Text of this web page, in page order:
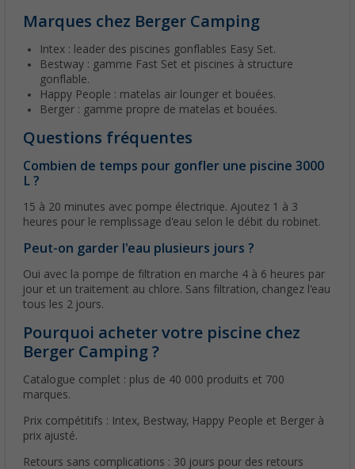
Marques chez Berger Camping
Intex : leader des piscines gonflables Easy Set.
Bestway : gamme Fast Set et piscines à structure
gonflable.
Happy People : matelas air lounger et bouées.
Berger : gamme propre de matelas et bouées.
Questions fréquentes
Combien de temps pour gonfler une piscine 3000
L ?
15 à 20 minutes avec pompe électrique. Ajoutez 1 à 3
heures pour le remplissage d'eau selon le débit du robinet.
Peut-on garder l'eau plusieurs jours ?
Oui avec la pompe de filtration en marche 4 à 6 heures par
jour et un traitement au chlore. Sans filtration, changez l'eau
tous les 2 jours.
Pourquoi acheter votre piscine chez
Berger Camping ?
Catalogue complet : plus de 40 000 produits et 700
marques.
Prix compétitifs : Intex, Bestway, Happy People et Berger à
prix ajusté.
Retours sans complications : 30 jours pour des retours